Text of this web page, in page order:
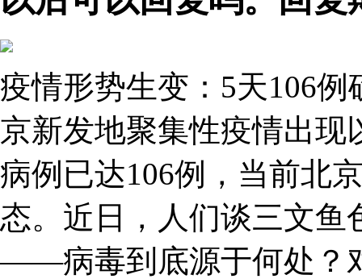
疫情形势生变：5天106
京新发地聚集性疫情出现
病例已达106例，当前北
态。近日，人们谈三文鱼
——病毒到底源于何处？